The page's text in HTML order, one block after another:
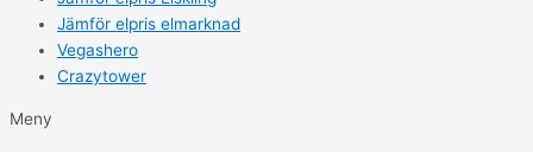
Jämför elpris elmarknad
Vegashero
Crazytower
Meny